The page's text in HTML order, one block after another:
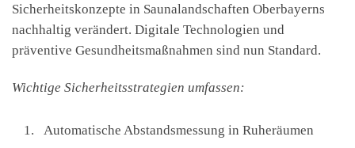
Sicherheitskonzepte in Saunalandschaften Oberbayerns
nachhaltig verändert. Digitale Technologien und
präventive Gesundheitsmaßnahmen sind nun Standard.
Wichtige Sicherheitsstrategien umfassen:
Automatische Abstandsmessung in Ruheräumen